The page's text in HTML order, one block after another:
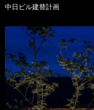
中日ビル建替計画